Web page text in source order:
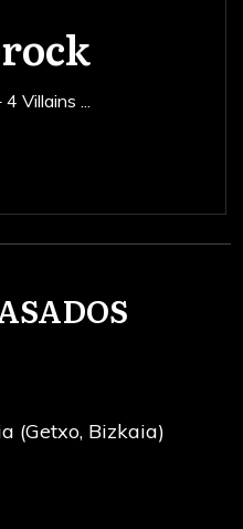
4 Villains ...
(Getxo, Bizkaia)